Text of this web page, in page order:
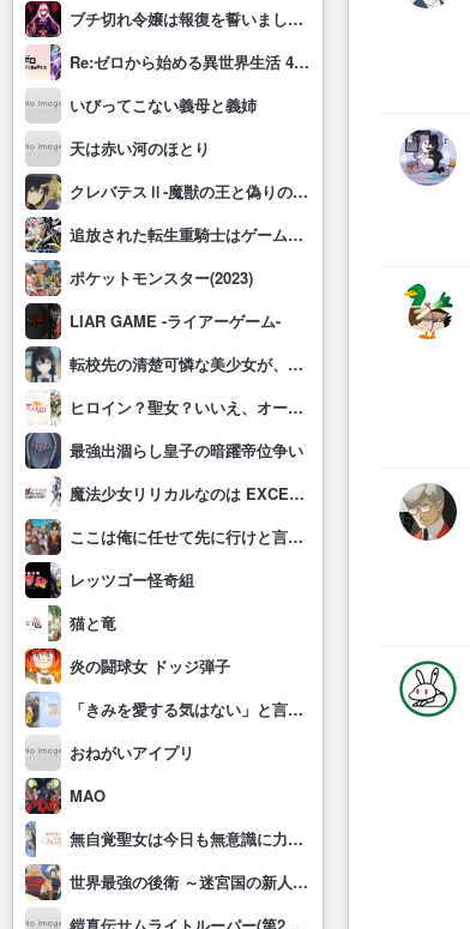
ブチ切れ令嬢は報復を誓いました。 ～魔導書の力で祖国を叩き潰します～
Re:ゼロから始める異世界生活 4th season
いびってこない義母と義姉
天は赤い河のほとり
クレバテスⅡ-魔獣の王と偽りの勇者伝承-
追放された転生重騎士はゲーム知識で無双する
ポケットモンスター(2023)
LIAR GAME -ライアーゲーム-
転校先の清楚可憐な美少女が、昔男子と思って一緒に遊んだ幼馴染だった件
ヒロイン？聖女？いいえ、オールワークスメイドです(誇)！
最強出涸らし皇子の暗躍帝位争い
魔法少女リリカルなのは EXCEEDS Gun Blaze Vengeance
ここは俺に任せて先に行けと言ってから10年がたったら伝説になっていた。
レッツゴー怪奇組
猫と竜
炎の闘球女 ドッジ弾子
「きみを愛する気はない」と言った次期公爵様がなぜか溺愛してきます
おねがいアイプリ
MAO
無自覚聖女は今日も無意識に力を垂れ流す
世界最強の後衛 ～迷宮国の新人探索者～